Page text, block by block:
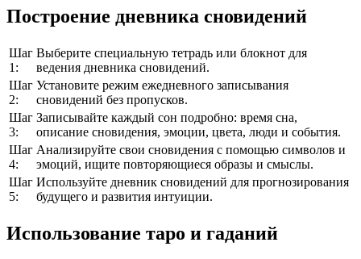
Построение дневника сновидений
Шаг
1:
Выберите специальную тетрадь или блокнот для
ведения дневника сновидений.
Шаг
2:
Установите режим ежедневного записывания
сновидений без пропусков.
Шаг
3:
Записывайте каждый сон подробно: время сна,
описание сновидения, эмоции, цвета, люди и события.
Шаг
4:
Анализируйте свои сновидения с помощью символов и
эмоций, ищите повторяющиеся образы и смыслы.
Шаг
5:
Используйте дневник сновидений для прогнозирования
будущего и развития интуиции.
Использование таро и гаданий